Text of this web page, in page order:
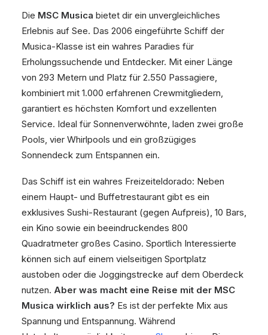
Die MSC Musica bietet dir ein unvergleichliches
Erlebnis auf See. Das 2006 eingeführte Schiff der
Musica-Klasse ist ein wahres Paradies für
Erholungssuchende und Entdecker. Mit einer Länge
von 293 Metern und Platz für 2.550 Passagiere,
kombiniert mit 1.000 erfahrenen Crewmitgliedern,
garantiert es höchsten Komfort und exzellenten
Service. Ideal für Sonnenverwöhnte, laden zwei große
Pools, vier Whirlpools und ein großzügiges
Sonnendeck zum Entspannen ein.
Das Schiff ist ein wahres Freizeiteldorado: Neben
einem Haupt- und Buffetrestaurant gibt es ein
exklusives Sushi-Restaurant (gegen Aufpreis), 10 Bars,
ein Kino sowie ein beeindruckendes 800
Quadratmeter großes Casino. Sportlich Interessierte
können sich auf einem vielseitigen Sportplatz
austoben oder die Joggingstrecke auf dem Oberdeck
nutzen. Aber was macht eine Reise mit der MSC
Musica wirklich aus? Es ist der perfekte Mix aus
Spannung und Entspannung. Während